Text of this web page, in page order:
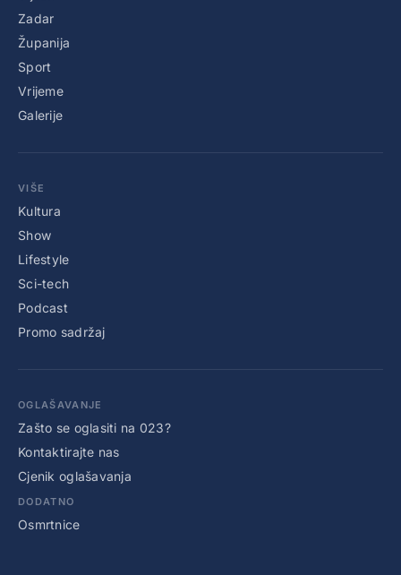
Zadar
Županija
Sport
Vrijeme
Galerije
VIŠE
Kultura
Show
Lifestyle
Sci-tech
Podcast
Promo sadržaj
OGLAŠAVANJE
Zašto se oglasiti na 023?
Kontaktirajte nas
Cjenik oglašavanja
DODATNO
Osmrtnice